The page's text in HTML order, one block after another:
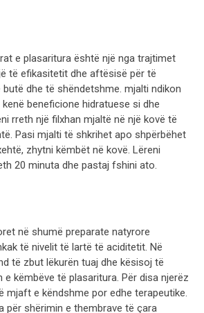
e plasaritura është një nga trajtimet
të efikasitetit dhe aftësisë për të
dhe të shëndetshme. mjalti ndikon
beneficione hidratuese si dhe
rreth një filxhan mjaltë në një kovë të
Pasi mjalti të shkrihet apo shpërbëhet
zhytni këmbët në kovë. Lëreni
20 minuta dhe pastaj fshini ato.
në shumë preparate natyrore
të nivelit të lartë të aciditetit. Në
të zbut lëkurën tuaj dhe kësisoj të
këmbëve të plasaritura. Për disa njerëz
mjaft e këndshme por edhe terapeutike.
për shërimin e thembrave të çara